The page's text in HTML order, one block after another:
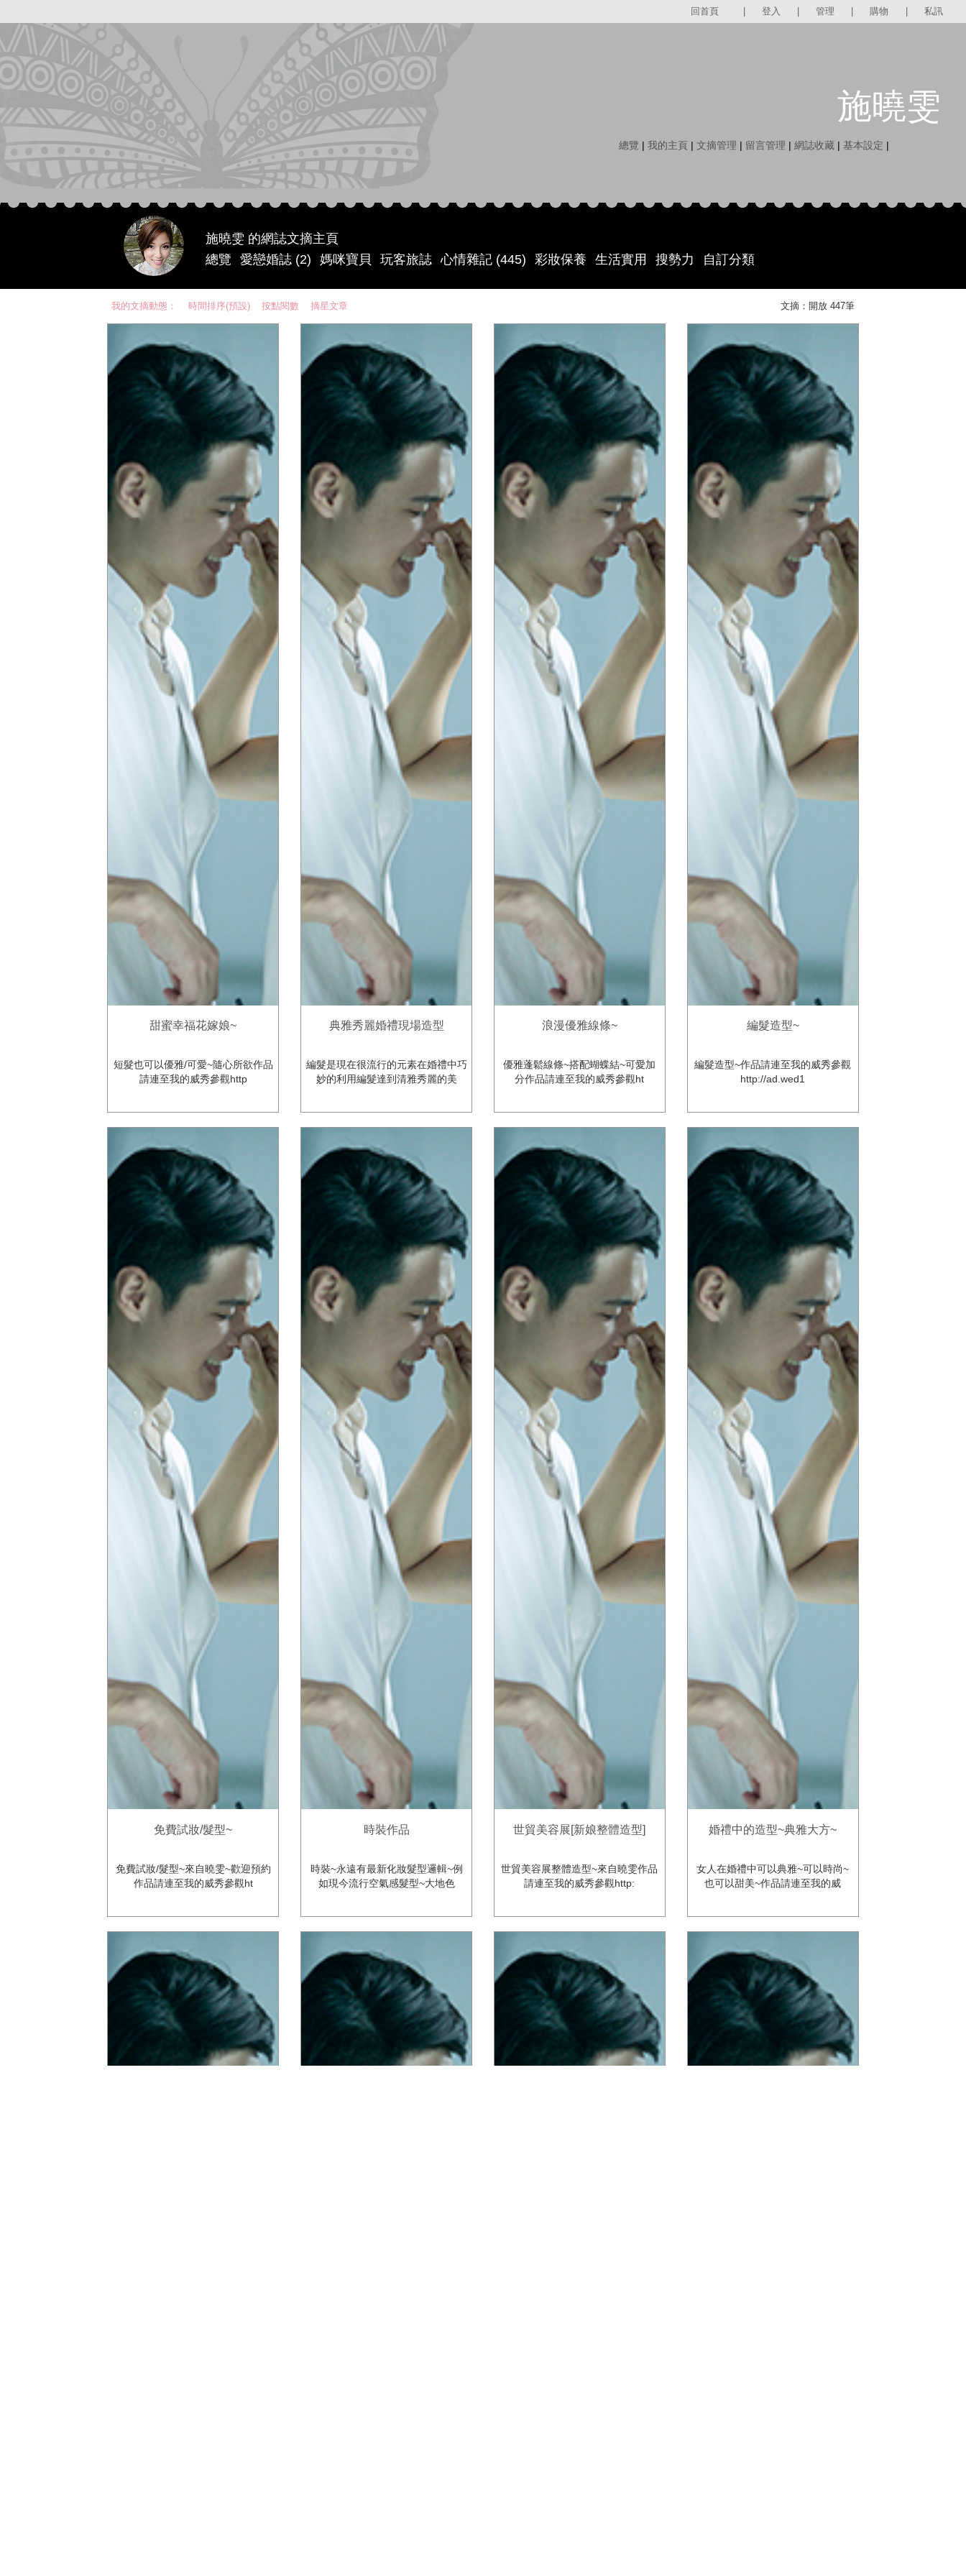
回首頁 登入 管理 購物 私訊
施曉雯
總覽 | 我的主頁 | 文摘管理 | 留言管理 | 網誌收藏 | 基本設定 |
施曉雯 的網誌文摘主頁
總覽
愛戀婚誌 (2) 媽咪寶貝 玩客旅誌 心情雜記 (445) 彩妝保養 生活實用 搜勢力 自訂分類
我的文摘動態： 時間排序(預設) 按點閱數 摘星文章 文摘：開放 447筆
甜蜜幸福花嫁娘~
短髮也可以優雅/可愛~隨心所欲作品
請連至我的威秀參觀http
典雅秀麗婚禮現場造型
編髮是現在很流行的元素在婚禮中巧
妙的利用編髮達到清雅秀麗的美
浪漫優雅線條~
優雅蓬鬆線條~搭配蝴蝶結~可愛加
分作品請連至我的威秀參觀ht
編髮造型~
編髮造型~作品請連至我的威秀參觀
http://ad.wed1
免費試妝/髮型~
免費試妝/髮型~來自曉雯~歡迎預約
作品請連至我的威秀參觀ht
時裝作品
時裝~永遠有最新化妝髮型邏輯~例
如現今流行空氣感髮型~大地色
世貿美容展[新娘整體造型]
世貿美容展整體造型~來自曉雯作品
請連至我的威秀參觀http:
婚禮中的造型~典雅大方~
女人在婚禮中可以典雅~可以時尚~
也可以甜美~作品請連至我的威